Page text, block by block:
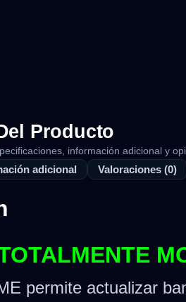
Producto
información adicional y
adicional Valoraciones (0)
permite actualizar